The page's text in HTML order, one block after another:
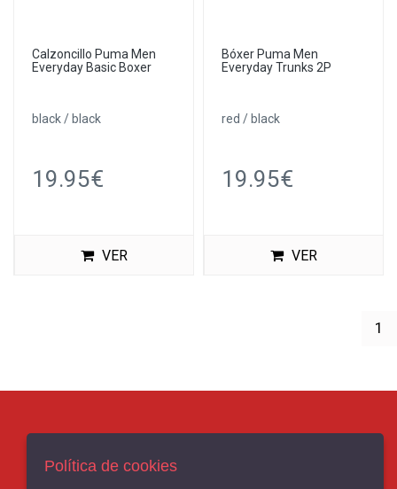
Calzoncillo Puma Men
Everyday Basic Boxer
black / black
19.95€
VER
Bóxer Puma Men
Everyday Trunks 2P
red / black
19.95€
VER
1
AVISO LEGAL
POLÍTICA DE COOKIES
Política de cookies